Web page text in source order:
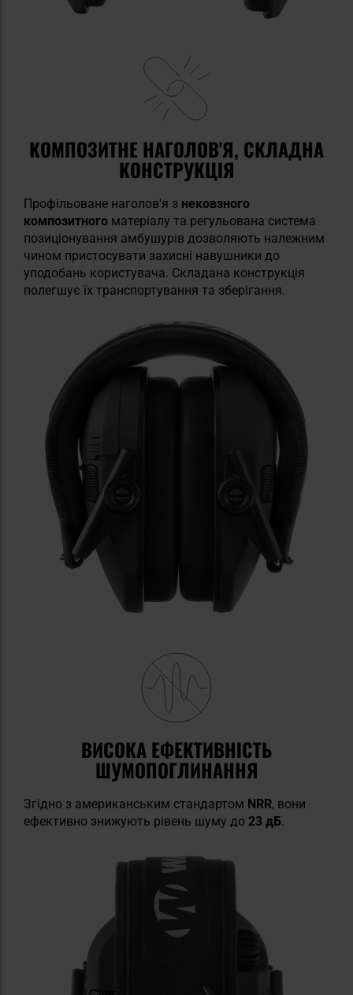
КОМПОЗИТНЕ НАГОЛОВ'Я, СКЛАДНА
КОНСТРУКЦІЯ
Профільоване наголов'я з нековзного
композитного матеріалу та регульована система
позиціонування амбушурів дозволяють належним
чином пристосувати захисні навушники до
уподобань користувача. Складана конструкція
полегшує їх транспортування та зберігання.
ВИСОКА ЕФЕКТИВНІСТЬ
ШУМОПОГЛИНАННЯ
Згідно з американським стандартом NRR, вони
ефективно знижують рівень шуму до 23 дБ.